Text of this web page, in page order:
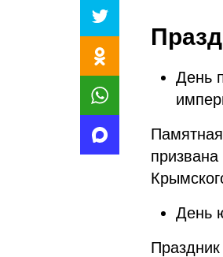
День
День